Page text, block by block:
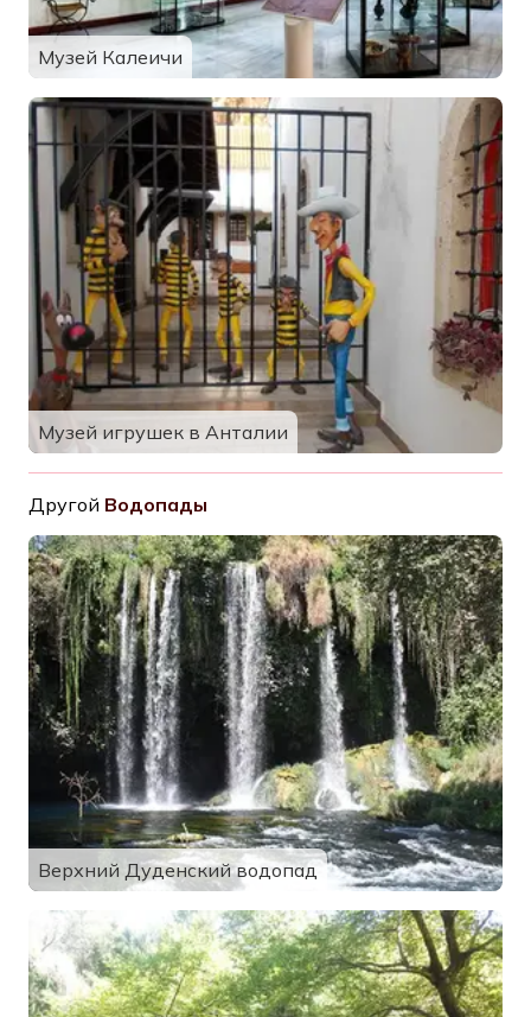
Музей Калеичи
Музей игрушек в Анталии
Другой Водопады
Верхний Дуденский водопад